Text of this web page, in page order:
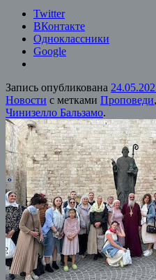
Twitter
ВКонтакте
Одноклассники
Google
Запись опубликована
Новости с метками Проповеди,
Чинизелло Бальзамо.